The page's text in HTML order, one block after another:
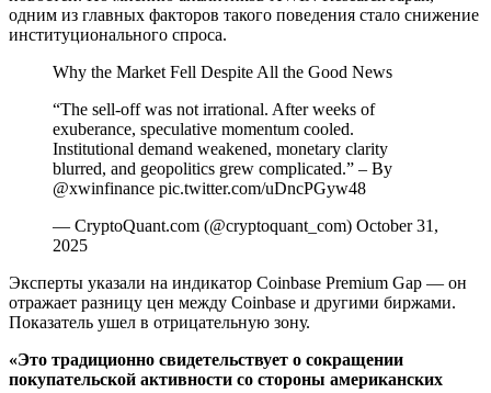
одним из главных факторов такого поведения стало снижение
институционального спроса.
Why the Market Fell Despite All the Good News
“The sell-off was not irrational. After weeks of
exuberance, speculative momentum cooled.
Institutional demand weakened, monetary clarity
blurred, and geopolitics grew complicated.” – By
@xwinfinance pic.twitter.com/uDncPGyw48
— CryptoQuant.com (@cryptoquant_com) October 31,
2025
Эксперты указали на индикатор Coinbase Premium Gap — он
отражает разницу цен между Coinbase и другими биржами.
Показатель ушел в отрицательную зону.
«Это традиционно свидетельствует о сокращении
покупательской активности со стороны американских